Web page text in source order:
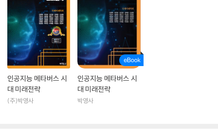
인공지능 메타버스 시
대 미래전략
(주)박영사
인공지능 메타버스 시
대 미래전략
박영사